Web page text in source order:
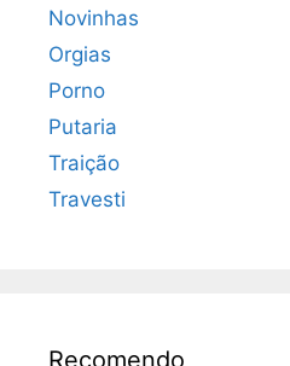
Novinhas
Orgias
Porno
Putaria
Traição
Travesti
Recomendo